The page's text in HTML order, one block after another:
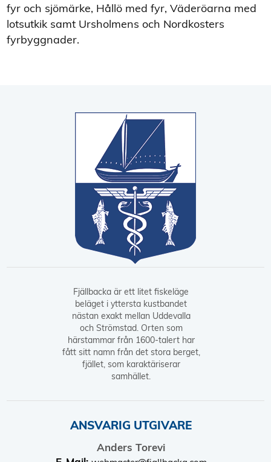
fyr och sjömärke, Hållö med fyr, Väderöarna med
lotsutkik samt Ursholmens och Nordkosters
fyrbyggnader.
Fjällbacka är ett litet fiskeläge
beläget i yttersta kustbandet
nästan exakt mellan Uddevalla
och Strömstad. Orten som
härstammar från 1600-talert har
fått sitt namn från det stora berget,
fjället, som karaktäriserar
samhället.
ANSVARIG UTGIVARE
Anders Torevi